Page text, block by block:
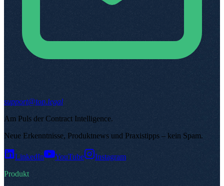
support@top.legal
Am Puls der Contract Intelligence.
Neue Erkenntnisse, Produktnews und Praxistipps – kein Spam.
LinkedIn YouTube
Instagram
Produkt